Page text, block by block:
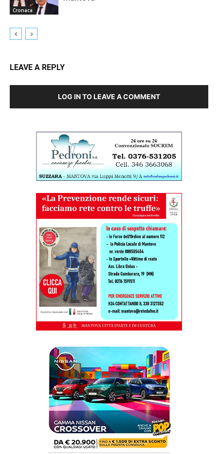
Cronaca
LEAVE A REPLY
LOG IN TO LEAVE A COMMENT